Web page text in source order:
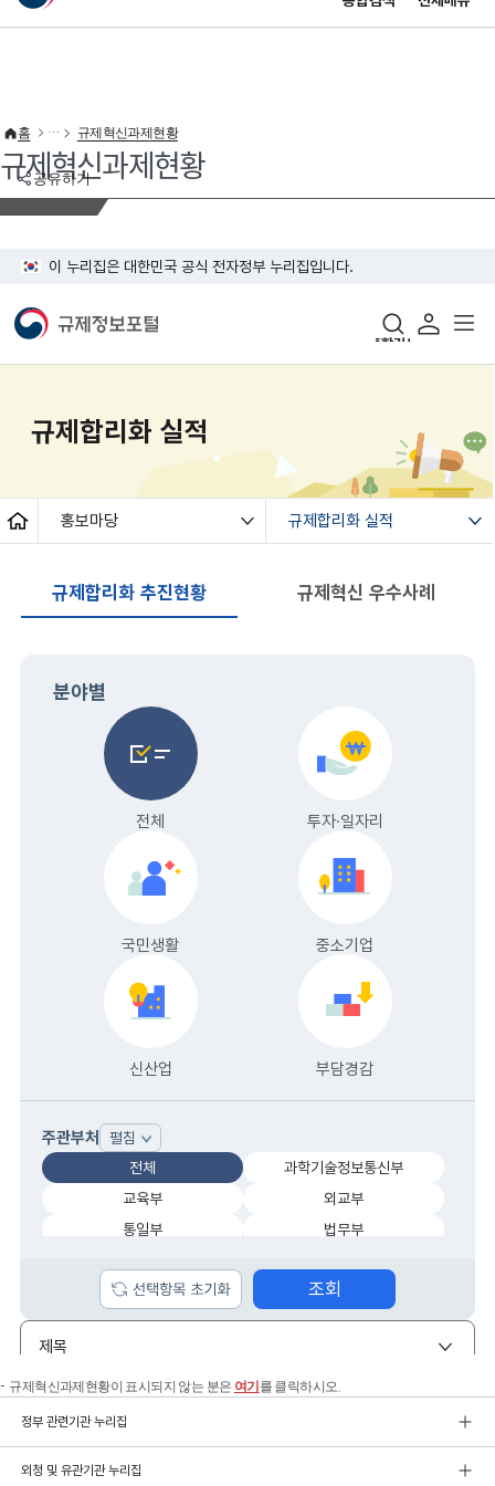
이 누리집은 대한민국 공식 전자정부 누리집입니다.
공유하기
홈 규제혁신과제현황
규제혁신과제현황
규제혁신과제현황이 표시되지 않는 분은 여기 를 클릭하시오.
정부 관련기관 누리집
외청 및 유관기관 누리집